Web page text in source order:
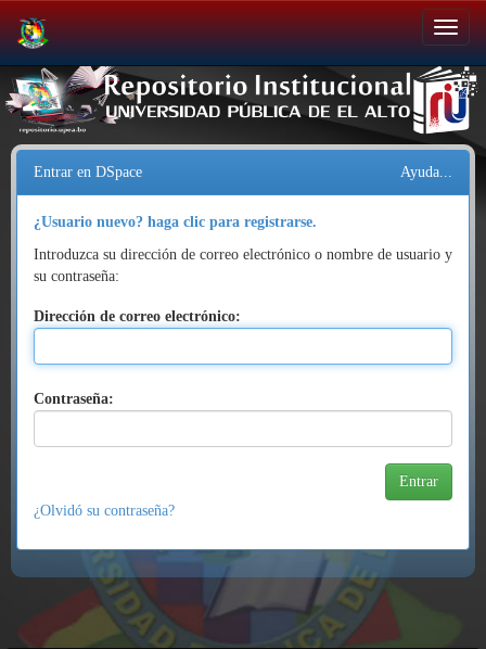
Salir
de
la
navegación
Entrar en DSpace Ayuda...
¿Usuario nuevo? haga clic para registrarse.
Introduzca su dirección de correo electrónico o nombre de usuario y
su contraseña:
Dirección de correo electrónico:
Contraseña:
¿Olvidó su contraseña?